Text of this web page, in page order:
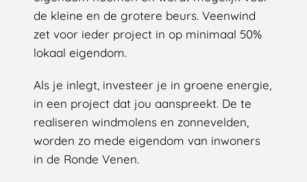
de kleine en de grotere beurs. Veenwind
zet voor ieder project in op minimaal 50%
lokaal eigendom.
Als je inlegt, investeer je in groene energie,
in een project dat jou aanspreekt. De te
realiseren windmolens en zonnevelden,
worden zo mede eigendom van inwoners
in de Ronde Venen.